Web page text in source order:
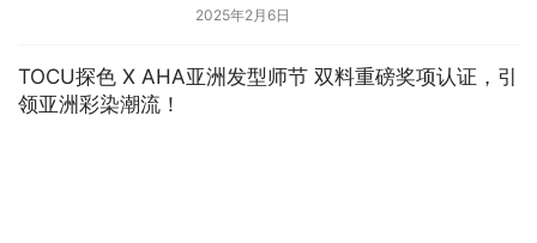
2025年2月6日
TOCU探色 X AHA亚洲发型师节 双料重磅奖项认证，引
领亚洲彩染潮流！